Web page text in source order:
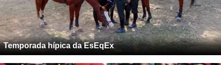
Temporada hípica da EsEqEx